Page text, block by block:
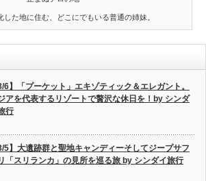
した地に住む、どこにでもいる普通の姉妹。
8/6】「プーケット」エキゾティック＆エレガント。
アを代表するリゾートで贅沢な休日を！by シンダ
行
8/5】大遺跡群と聖地キャンディーそしてジープサフ
「スリランカ」の見所を巡る旅 by シンダイ旅行